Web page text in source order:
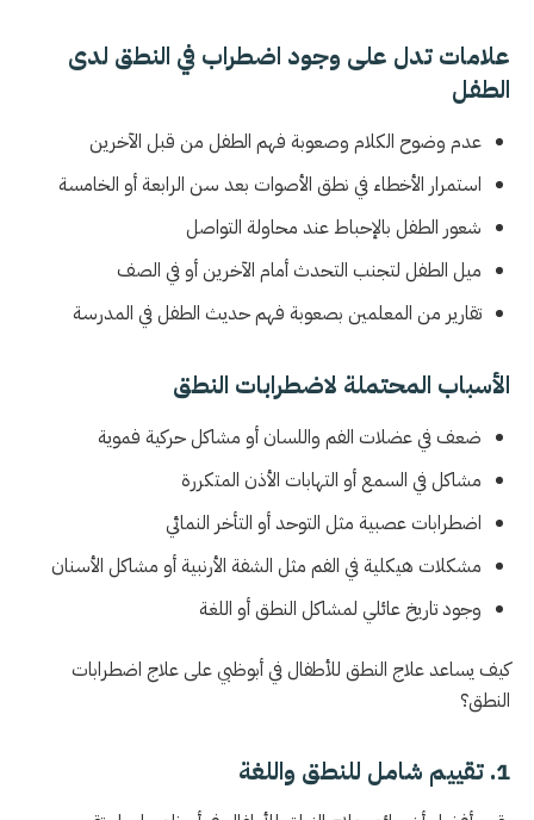
علامات تدل على وجود اضطراب في النطق لدى
الطفل
عدم وضوح الكلام وصعوبة فهم الطفل من قبل الآخرين
استمرار الأخطاء في نطق الأصوات بعد سن الرابعة أو الخامسة
شعور الطفل بالإحباط عند محاولة التواصل
ميل الطفل لتجنب التحدث أمام الآخرين أو في الصف
تقارير من المعلمين بصعوبة فهم حديث الطفل في المدرسة
الأسباب المحتملة لاضطرابات النطق
ضعف في عضلات الفم واللسان أو مشاكل حركية فموية
مشاكل في السمع أو التهابات الأذن المتكررة
اضطرابات عصبية مثل التوحد أو التأخر النمائي
مشكلات هيكلية في الفم مثل الشفة الأرنبية أو مشاكل الأسنان
وجود تاريخ عائلي لمشاكل النطق أو اللغة
كيف يساعد علاج النطق للأطفال في أبوظبي على علاج اضطرابات
النطق؟
1. تقييم شامل للنطق واللغة